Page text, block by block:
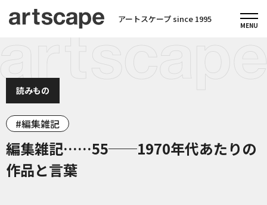
アートスケープ since 1995
読みもの
編集雑記
編集雑記……55──1970年代あたりの
作品と言葉